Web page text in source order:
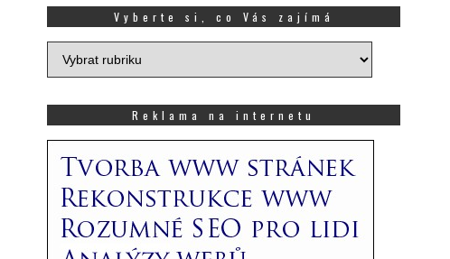
Vyberte si, co Vás zajímá
Vyberte
si,
zajímá
Reklama na internetu